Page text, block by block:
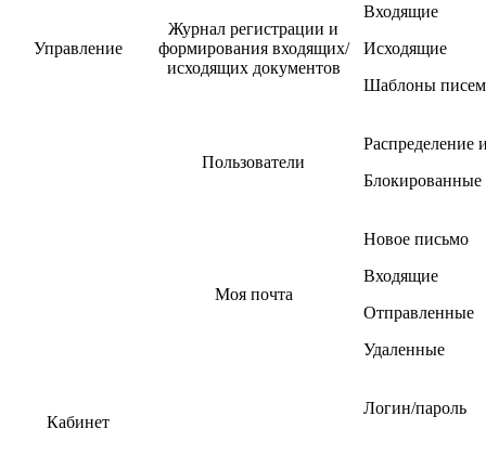
Управление
Журнал регистрации и
формирования входящих/
исходящих документов
Входящие
Исходящие
Шаблоны
Кабинет
Пользователи
Распределение
Блокированные
Моя почта
Новое письмо
Входящие
Отправленные
Удаленные
Логин/пароль